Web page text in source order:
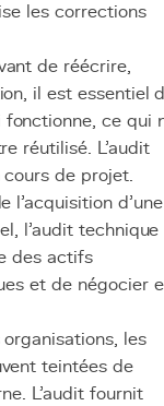
les corrections
de réécrire,
il est essentiel
ce qui
réutilisé. L'audit
de projet.
l'acquisition d'une
l'audit technique
des actifs
et de négocier
les
teintées de
L'audit fournit